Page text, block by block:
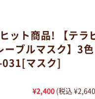
ット商品! 【テラ
ーブルマスク】3
マスク]
¥2,400 (税込